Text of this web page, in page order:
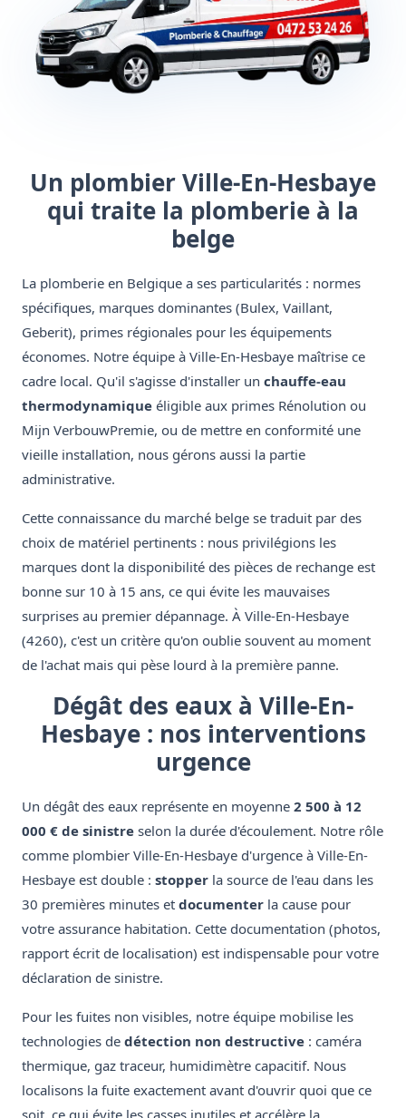
Un plombier Ville-En-Hesbaye
qui traite la plomberie à la
belge
La plomberie en Belgique a ses particularités : normes
spécifiques, marques dominantes (Bulex, Vaillant,
Geberit), primes régionales pour les équipements
économes. Notre équipe à Ville-En-Hesbaye maîtrise ce
cadre local. Qu'il s'agisse d'installer un chauffe-eau
thermodynamique éligible aux primes Rénolution ou
Mijn VerbouwPremie, ou de mettre en conformité une
vieille installation, nous gérons aussi la partie
administrative.
Cette connaissance du marché belge se traduit par des
choix de matériel pertinents : nous privilégions les
marques dont la disponibilité des pièces de rechange est
bonne sur 10 à 15 ans, ce qui évite les mauvaises
surprises au premier dépannage. À Ville-En-Hesbaye
(4260), c'est un critère qu'on oublie souvent au moment
de l'achat mais qui pèse lourd à la première panne.
Dégât des eaux à Ville-En-
Hesbaye : nos interventions
urgence
Un dégât des eaux représente en moyenne 2 500 à 12
000 € de sinistre selon la durée d'écoulement. Notre rôle
comme plombier Ville-En-Hesbaye d'urgence à Ville-En-
Hesbaye est double : stopper la source de l'eau dans les
30 premières minutes et documenter la cause pour
votre assurance habitation. Cette documentation (photos,
rapport écrit de localisation) est indispensable pour votre
déclaration de sinistre.
Pour les fuites non visibles, notre équipe mobilise les
technologies de détection non destructive : caméra
thermique, gaz traceur, humidimètre capacitif. Nous
localisons la fuite exactement avant d'ouvrir quoi que ce